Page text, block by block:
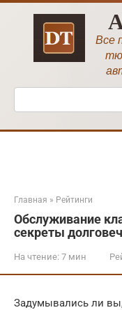
Перейти
Все
Поиск:
Главная » Рейтинги
Обслуживание
секреты
На чтение: 7 мин
Задумывались ли